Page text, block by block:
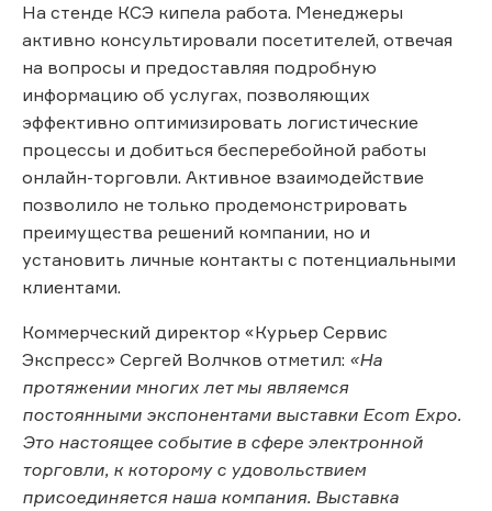
На стенде КСЭ кипела работа. Менеджеры
активно консультировали посетителей, отвечая
на вопросы и предоставляя подробную
информацию об услугах, позволяющих
эффективно оптимизировать логистические
процессы и добиться бесперебойной работы
онлайн-торговли. Активное взаимодействие
позволило не только продемонстрировать
преимущества решений компании, но и
установить личные контакты с потенциальными
клиентами.
Коммерческий директор «Курьер Сервис
Экспресс» Сергей Волчков отметил: «На
протяжении многих лет мы являемся
постоянными экспонентами выставки Ecom Expo.
Это настоящее событие в сфере электронной
торговли, к которому с удовольствием
присоединяется наша компания. Выставка